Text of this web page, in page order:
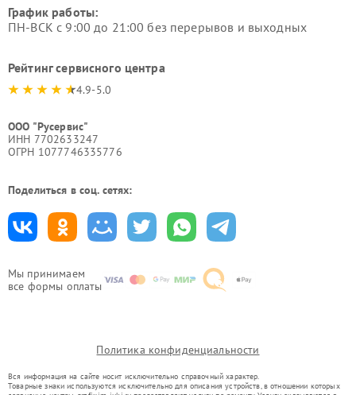
Мы принимаем
все формы оплаты
График работы:
ПН-ВСК с 9:00 до 21:00 без перерывов и выходных
Рейтинг сервисного центра
4.9-5.0
ООО "Русервис"
ИНН 7702633247
ОГРН 1077746335776
Поделиться в соц. сетях:
Политика конфиденциальности
Вся информация на сайте носит исключительно справочный характер.
Товарные знаки используются исключительно для описания устройств, в отношении которых